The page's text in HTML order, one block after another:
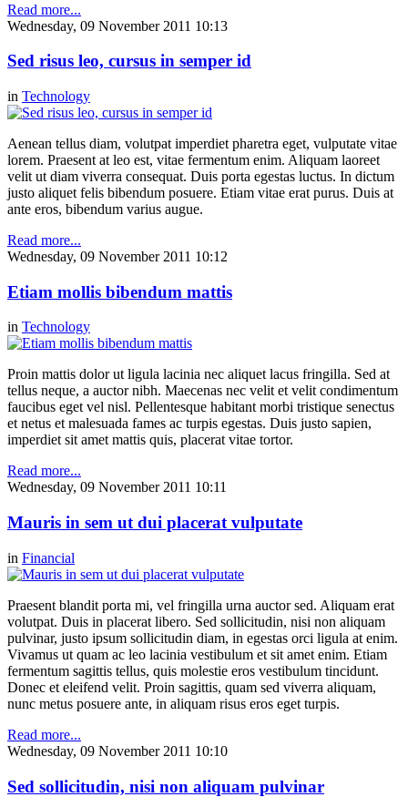
Read more...
Wednesday, 09 November 2011 10:13
Sed risus leo, cursus in semper id
in Technology
Aenean tellus diam, volutpat imperdiet pharetra eget, vulputate vitae
lorem. Praesent at leo est, vitae fermentum enim. Aliquam laoreet
velit ut diam viverra consequat. Duis porta egestas luctus. In dictum
justo aliquet felis bibendum posuere. Etiam vitae erat purus. Duis at
ante eros, bibendum varius augue.
Read more...
Wednesday, 09 November 2011 10:12
Etiam mollis bibendum mattis
in Technology
Proin mattis dolor ut ligula lacinia nec aliquet lacus fringilla. Sed at
tellus neque, a auctor nibh. Maecenas nec velit et velit condimentum
faucibus eget vel nisl. Pellentesque habitant morbi tristique senectus
et netus et malesuada fames ac turpis egestas. Duis justo sapien,
imperdiet sit amet mattis quis, placerat vitae tortor.
Read more...
Wednesday, 09 November 2011 10:11
Mauris in sem ut dui placerat vulputate
in Financial
Praesent blandit porta mi, vel fringilla urna auctor sed. Aliquam erat
volutpat. Duis in placerat libero. Sed sollicitudin, nisi non aliquam
pulvinar, justo ipsum sollicitudin diam, in egestas orci ligula at enim.
Vivamus ut quam ac leo lacinia vestibulum et sit amet enim. Etiam
fermentum sagittis tellus, quis molestie eros vestibulum tincidunt.
Donec et eleifend velit. Proin sagittis, quam sed viverra aliquam,
nunc metus posuere ante, in aliquam risus eros eget turpis.
Read more...
Wednesday, 09 November 2011 10:10
Sed sollicitudin, nisi non aliquam pulvinar